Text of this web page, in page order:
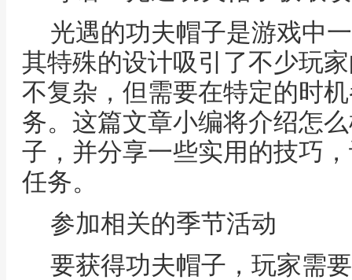
光遇的功夫帽子是游戏中
其特殊的设计吸引了不少玩
不复杂，但需要在特定的时
务。这篇文章小编将介绍怎
子，并分享一些实用的技巧
任务。
参加相关的季节活动
要获得功夫帽子，玩家需